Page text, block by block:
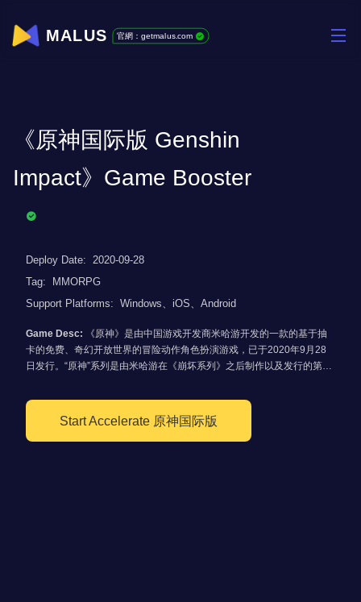
MALUS 官網：getmalus.com
《原神国际版 Genshin
Impact》Game Booster
Deploy Date: 2020-09-28
Tag:
MMORPG
Support Platforms: Windows、iOS、Android
Game Desc:
《原神》是由中国游戏开发商米哈游开发的一款的基于抽
卡的免费、奇幻开放世界的冒险动作角色扮演游戏，已于2020年9月28
日发行。“原神”系列是由米哈游在《崩坏系列》之后制作以及发行的第1
Start Accelerate 原神国际版